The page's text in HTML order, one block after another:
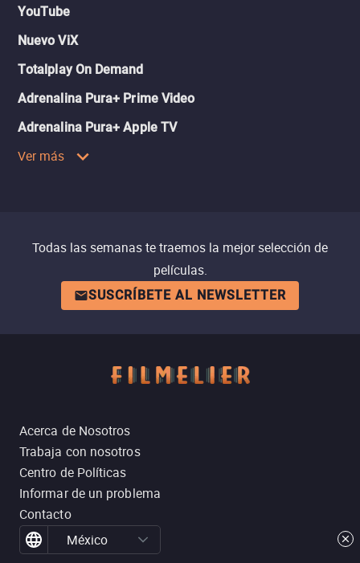
YouTube
Nuevo ViX
Totalplay On Demand
Adrenalina Pura+ Prime Video
Adrenalina Pura+ Apple TV
Ver más
Todas las semanas te traemos la mejor selección de
películas.
SUSCRÍBETE AL NEWSLETTER
Acerca de Nosotros
Trabaja con nosotros
Centro de Políticas
Informar de un problema
Contacto
México